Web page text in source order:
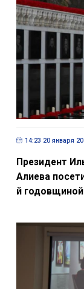
Алиева
й годовщиной